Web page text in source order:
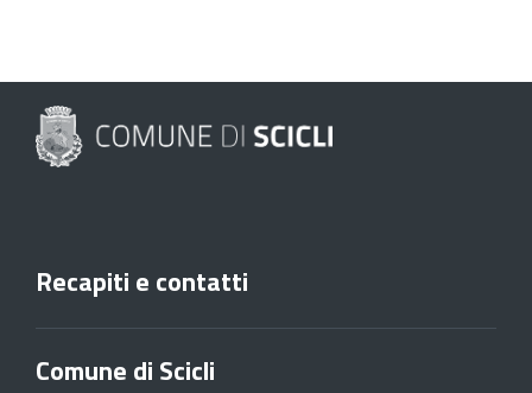
Recapiti e contatti
Comune di Scicli